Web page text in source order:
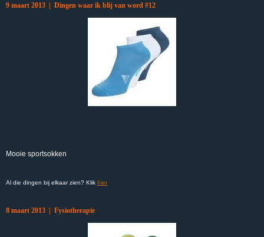
9 maart 2013 | Dingen waar ik blij van word #12
Mooie sportsokken
Al die dingen bij elkaar zien? Klik hier
8 maart 2013 | Fysiotherapie